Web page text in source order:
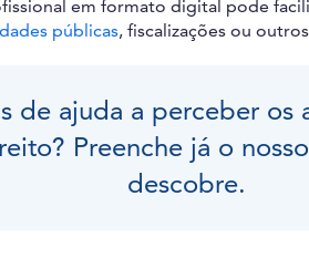
em formato digital pode
públicas, fiscalizações ou
de ajuda a perceber os
Preenche já o
descobre.